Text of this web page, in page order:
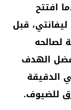
افتتح
قبل
لصالحه
الهدف
الدقيقة